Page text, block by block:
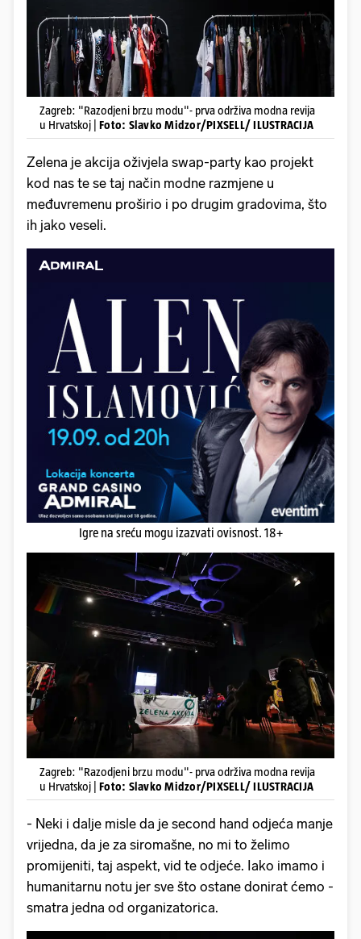
Zagreb: "Razodjeni brzu modu"- prva održiva modna revija
u Hrvatskoj | Foto: Slavko Midzor/PIXSELL/ ILUSTRACIJA
Zelena je akcija oživjela swap-party kao projekt
kod nas te se taj način modne razmjene u
međuvremenu proširio i po drugim gradovima, što
ih jako veseli.
Igre na sreću mogu izazvati ovisnost. 18+
Zagreb: "Razodjeni brzu modu"- prva održiva modna revija
u Hrvatskoj | Foto: Slavko Midzor/PIXSELL/ ILUSTRACIJA
- Neki i dalje misle da je second hand odjeća manje
vrijedna, da je za siromašne, no mi to želimo
promijeniti, taj aspekt, vid te odjeće. Iako imamo i
humanitarnu notu jer sve što ostane donirat ćemo -
smatra jedna od organizatorica.